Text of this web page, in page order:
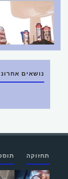
נושאים
תחזוקה